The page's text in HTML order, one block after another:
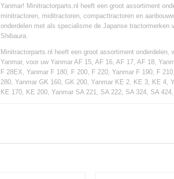
Yanmar! Minitractorparts.nl heeft een groot assortiment
minitractoren, miditractoren, compacttractoren en
onderdelen met als specialisme de Japanse tractormerken
Shibaura.
Minitractorparts.nl heeft een groot assortiment onderdelen,
Yanmar, voor uw Yanmar AF 15, AF 16, AF 17, AF 18,
F 28EX, Yanmar F 180, F 200, F 220, Yanmar F 190, F
280, Yanmar GK 160, GK 200, Yanmar KE 2, KE 3, KE 4,
KE 170, KE 200, Yanmar SA 221, SA 222, SA 324, SA